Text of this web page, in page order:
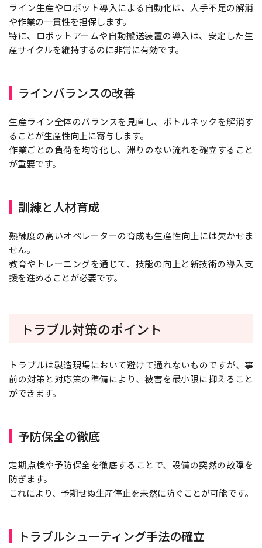
ライン生産やロボット導入による自動化は、人手不足の解消
や作業の一貫性を担保します。
特に、ロボットアームや自動搬送装置の導入は、安定した生
産サイクルを維持するのに非常に有効です。
ラインバランスの改善
生産ライン全体のバランスを見直し、ボトルネックを解消す
ることが生産性向上に寄与します。
作業ごとの負荷を均等化し、滞りのない流れを確立すること
が重要です。
訓練と人材育成
熟練度の高いオペレーターの育成も生産性向上には欠かせま
せん。
教育やトレーニングを通じて、技能の向上と新技術の導入支
援を進めることが必要です。
トラブル対策のポイント
トラブルは製造現場において避けて通れないものですが、事
前の対策と対応策の準備により、被害を最小限に抑えること
ができます。
予防保全の徹底
定期点検や予防保全を徹底することで、設備の突然の故障を
防ぎます。
これにより、予期せぬ生産停止を未然に防ぐことが可能です。
トラブルシューティング手法の確立